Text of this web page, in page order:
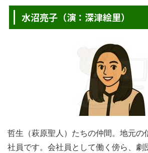
水沼亮子（演：深津絵里）
哲生（萩原聖人）たちの仲間。地元の
社員です。会社員として働く傍ら、劇